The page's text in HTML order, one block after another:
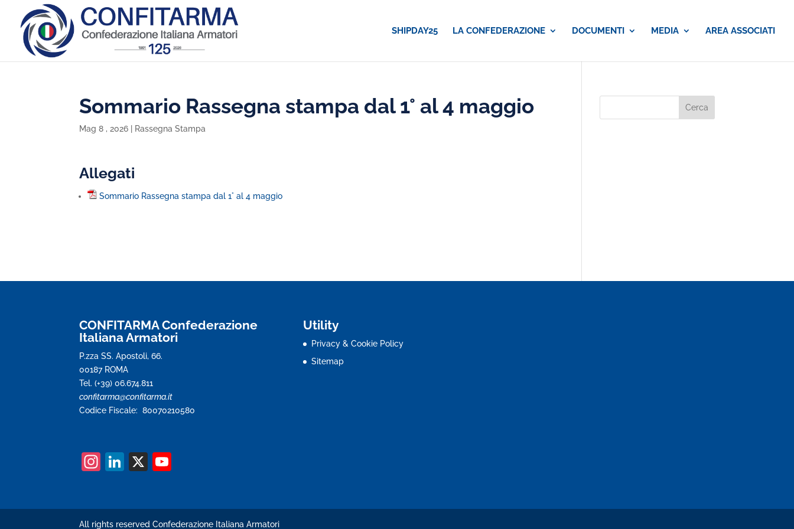
SHIPDAY25 LA CONFEDERAZIONE DOCUMENTI MEDIA AREA ASSOCIATI
Sommario Rassegna stampa dal 1° al 4 maggio
Mag 8 , 2026 Rassegna Stampa
Allegati
Sommario Rassegna stampa dal 1° al 4 maggio
CONFITARMA Confederazione
Italiana Armatori
P.zza SS. Apostoli, 66.
00187 ROMA
Tel. (+39) 06.674.811
confitarma@confitarma.it
Codice Fiscale: 80070210580
In
gr
Li
e
X
T
Utility
Privacy & Cookie Policy
Sitemap
All rights reserved Confederazione Italiana Armatori